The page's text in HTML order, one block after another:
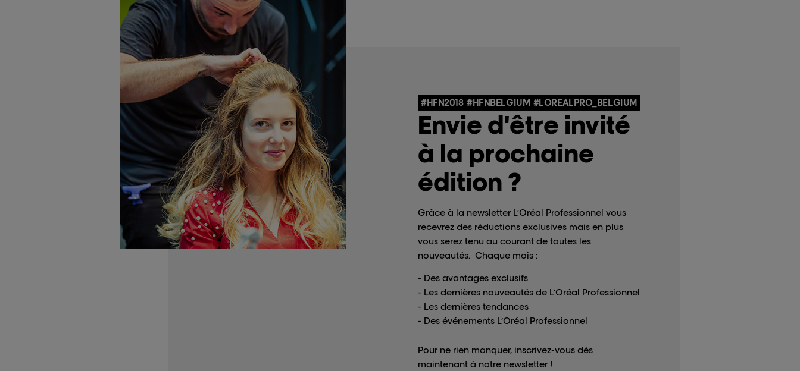
#HFN2018 #HFNBELGIUM #LOREALPRO_BELGIUM
Envie d'être invité
à la prochaine
édition ?
Grâce à la newsletter L’Oréal Professionnel vous
recevrez des réductions exclusives mais en plus
vous serez tenu au courant de toutes les
nouveautés. Chaque mois :
- Des avantages exclusifs
- Les dernières nouveautés de L’Oréal Professionnel
- Les dernières tendances
- Des événements L’Oréal Professionnel
Pour ne rien manquer, inscrivez-vous dès
maintenant à notre newsletter !